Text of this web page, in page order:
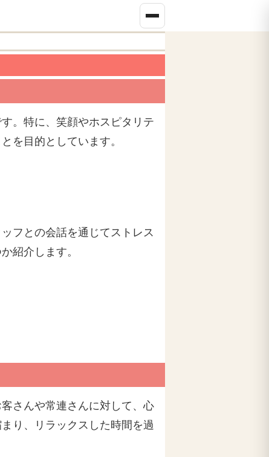
。特に、笑顔やホスピタリテ
を目的としています。
フとの会話を通じてストレス
紹介します。
さんや常連さんに対して、心
り、リラックスした時間を過